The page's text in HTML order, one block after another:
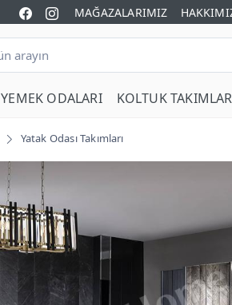
MAĞAZALARIMIZ
YEMEK ODALARI KOLTUK
Yatak Odası Takımları